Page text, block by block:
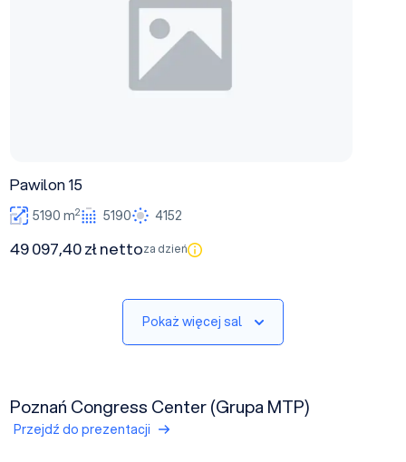
Pawilon 15
5190 m2 5190 4152
49 097,40 zł nettoza dzień
Pokaż więcej sal
Poznań Congress Center (Grupa MTP)
Przejdź do prezentacji